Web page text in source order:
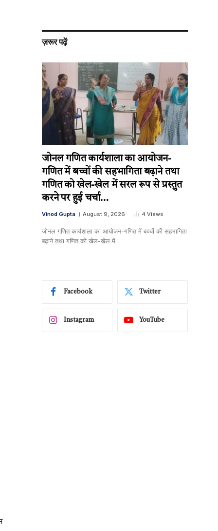
ज़रूर पढ़ें
जोनल गणित कार्यशाला का आयोजन-
गणित में बच्चों की सहभागिता बढ़ाने तथा
गणित को खेल-खेल में सरल रूप से प्रस्तुत
करने पर हुई चर्चा…
Vinod Gupta August 9, 2026 4 Views
जोनल गणित कार्यशाला का आयोजन-गणित में बच्चों की सहभागिता
बढ़ाने तथा गणित को खेल-खेल में…
Facebook Twitter
Instagram YouTube